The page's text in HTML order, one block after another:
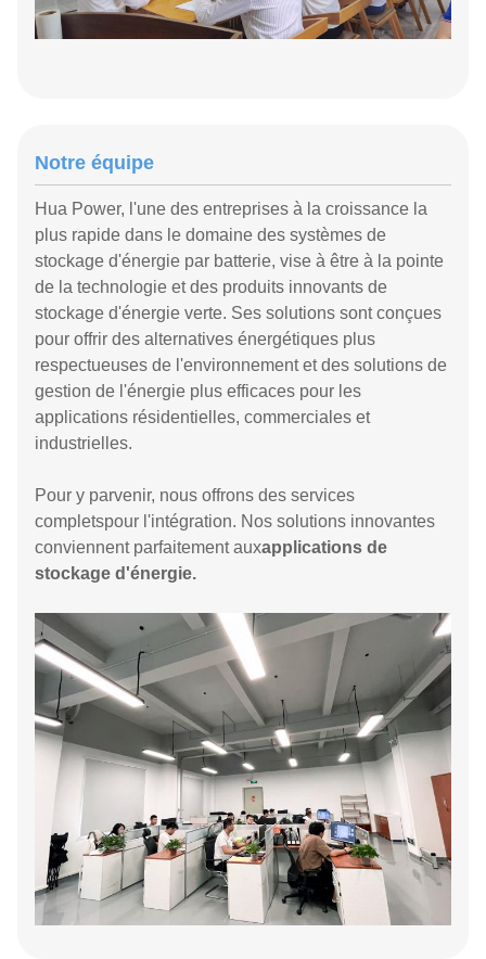
Notre équipe
Hua Power, l'une des entreprises à la croissance la
plus rapide dans le domaine des systèmes de
stockage d'énergie par batterie, vise à être à la pointe
de la technologie et des produits innovants de
stockage d'énergie verte. Ses solutions sont conçues
pour offrir des alternatives énergétiques plus
respectueuses de l'environnement et des solutions de
gestion de l'énergie plus efficaces pour les
applications résidentielles, commerciales et
industrielles.
Pour y parvenir, nous offrons des services
completspour l'intégration. Nos solutions innovantes
conviennent parfaitement auxapplications de
stockage d'énergie.